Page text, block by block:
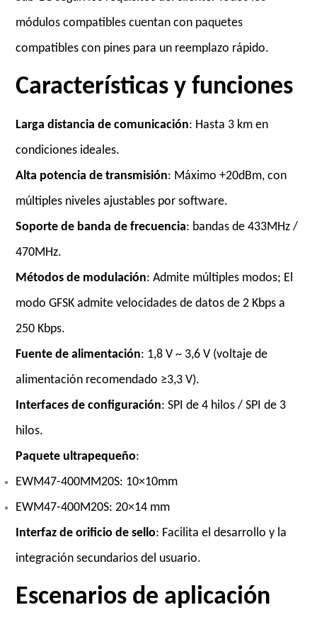
módulos compatibles cuentan con paquetes
compatibles con pines para un reemplazo rápido.
Características y funciones
Larga distancia de comunicación: Hasta 3 km en
condiciones ideales.
Alta potencia de transmisión: Máximo +20dBm, con
múltiples niveles ajustables por software.
Soporte de banda de frecuencia: bandas de 433MHz /
470MHz.
Métodos de modulación: Admite múltiples modos; El
modo GFSK admite velocidades de datos de 2 Kbps a
250 Kbps.
Fuente de alimentación: 1,8 V ~ 3,6 V (voltaje de
alimentación recomendado ≥3,3 V).
Interfaces de configuración: SPI de 4 hilos / SPI de 3
hilos.
Paquete ultrapequeño:
EWM47-400MM20S: 10×10mm
EWM47-400M20S: 20×14 mm
Interfaz de orificio de sello: Facilita el desarrollo y la
integración secundarios del usuario.
Escenarios de aplicación